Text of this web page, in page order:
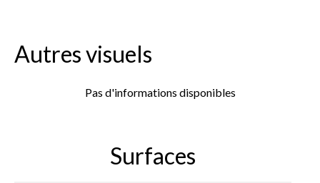
Autres visuels
Pas d'informations disponibles
Surfaces